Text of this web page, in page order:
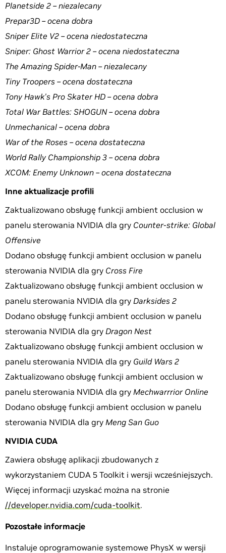
Planetside 2 – niezalecany
Prepar3D – ocena dobra
Sniper Elite V2 – ocena niedostateczna
Sniper: Ghost Warrior 2 – ocena niedostateczna
The Amazing Spider-Man – niezalecany
Tiny Troopers – ocena dostateczna
Tony Hawk's Pro Skater HD – ocena dobra
Total War Battles: SHOGUN – ocena dobra
Unmechanical – ocena dobra
War of the Roses – ocena dostateczna
World Rally Championship 3 – ocena dobra
XCOM: Enemy Unknown – ocena dostateczna
Inne aktualizacje profili
Zaktualizowano obsługę funkcji ambient occlusion w
panelu sterowania NVIDIA dla gry Counter-strike: Global
Offensive
Dodano obsługę funkcji ambient occlusion w panelu
sterowania NVIDIA dla gry Cross Fire
Zaktualizowano obsługę funkcji ambient occlusion w
panelu sterowania NVIDIA dla gry Darksides 2
Dodano obsługę funkcji ambient occlusion w panelu
sterowania NVIDIA dla gry Dragon Nest
Zaktualizowano obsługę funkcji ambient occlusion w
panelu sterowania NVIDIA dla gry Guild Wars 2
Zaktualizowano obsługę funkcji ambient occlusion w
panelu sterowania NVIDIA dla gry Mechwarrrior Online
Dodano obsługę funkcji ambient occlusion w panelu
sterowania NVIDIA dla gry Meng San Guo
NVIDIA CUDA
Zawiera obsługę aplikacji zbudowanych z
wykorzystaniem CUDA 5 Toolkit i wersji wcześniejszych.
Więcej informacji uzyskać można na stronie
//developer.nvidia.com/cuda-toolkit.
Pozostałe informacje
Instaluje oprogramowanie systemowe PhysX w wersji